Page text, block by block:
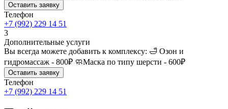
Оставить заявку
Телефон
+7 (992) 229 14 51
3
Дополнительные услуги
Вы всегда можете добавить к комплексу: 🛁 Озон и
гидромассаж - 800₽ 🧼Маска по типу шерсти - 600₽
Оставить заявку
Телефон
+7 (992) 229 14 51